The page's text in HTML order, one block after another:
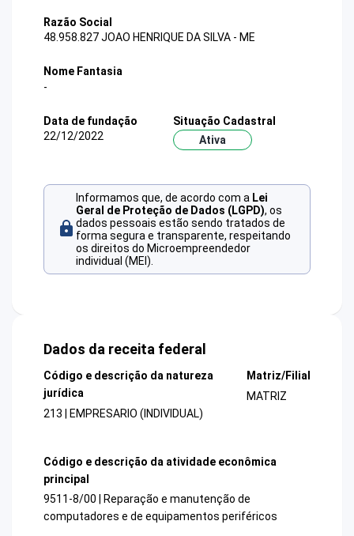
Razão Social
48.958.827 JOAO HENRIQUE DA SILVA - ME
Nome Fantasia
-
Data de fundação
22/12/2022
Situação Cadastral
Ativa
Informamos que, de acordo com a Lei
Geral de Proteção de Dados (LGPD), os
dados pessoais estão sendo tratados de
forma segura e transparente, respeitando
os direitos do Microempreendedor
individual (MEI).
Dados da receita federal
Código e descrição da natureza
jurídica
213 | EMPRESARIO (INDIVIDUAL)
Matriz/Filial
MATRIZ
Código e descrição da atividade econômica
principal
9511-8/00 | Reparação e manutenção de
computadores e de equipamentos periféricos